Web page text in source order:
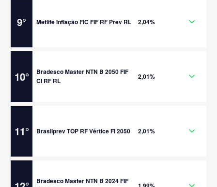
9° Metlife Inflação FIC FIF RF Prev RL 2,04%
10°
Bradesco Master NTN B 2050 FIF
CI RF RL
2,01%
11° Brasilprev TOP RF Vértice FI 2050 2,01%
Bradesco Master NTN B 2024 FIF